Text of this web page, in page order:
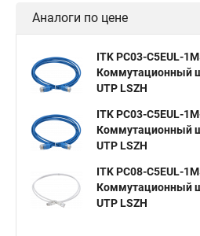
Аналоги по цене
ITK PC03-C5EUL-
Коммутационный
UTP LSZH
ITK PC03-C5EUL-
Коммутационный
UTP LSZH
ITK PC08-C5EUL-
Коммутационный
UTP LSZH